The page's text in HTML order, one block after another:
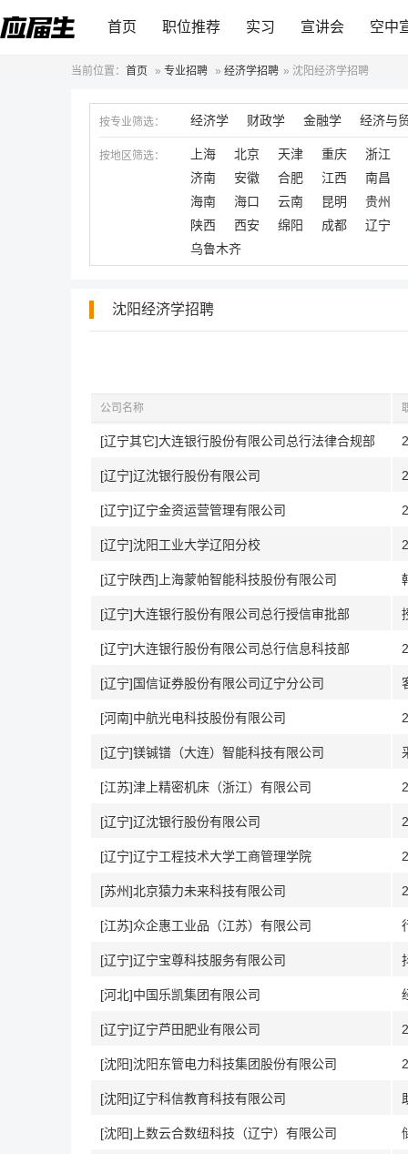
首页 职位推荐 实习 宣讲会 空中
当前位置： 首页 » 专业招聘 » 经济学招聘 » 沈阳经济学招聘
按专业筛选： 经济学 财政学 金融学 经济与
按地区筛选： 上海 北京 天津 重庆
浙江
济南
安徽 合肥 江西
南昌
海南
海口 云南 昆明
贵州
陕西
西安 绵阳 成都
辽宁
乌鲁木齐
沈阳经济学招聘
公司名称
[辽宁其它]大连银行股份有限公司总行法律合规部
[辽宁]辽沈银行股份有限公司
[辽宁]辽宁金资运营管理有限公司
[辽宁]沈阳工业大学辽阳分校
[辽宁陕西]上海蒙帕智能科技股份有限公司
[辽宁]大连银行股份有限公司总行授信审批部
[辽宁]大连银行股份有限公司总行信息科技部
[辽宁]国信证券股份有限公司辽宁分公司
[河南]中航光电科技股份有限公司
[辽宁]镁铖镨（大连）智能科技有限公司
[江苏]津上精密机床（浙江）有限公司
[辽宁]辽沈银行股份有限公司
[辽宁]辽宁工程技术大学工商管理学院
[苏州]北京猿力未来科技有限公司
[江苏]众企惠工业品（江苏）有限公司
[辽宁]辽宁宝尊科技服务有限公司
[河北]中国乐凯集团有限公司
[辽宁]辽宁芦田肥业有限公司
[沈阳]沈阳东管电力科技集团股份有限公司
[沈阳]辽宁科信教育科技有限公司
[沈阳]上数云合数纽科技（辽宁）有限公司